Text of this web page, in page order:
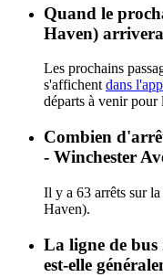
Quand le
Haven)
Les prochains
s'affichent dans
départs à venir pour
Combien
- Winchester
Il y a 63 arrêts sur
Haven).
La ligne de
est-elle